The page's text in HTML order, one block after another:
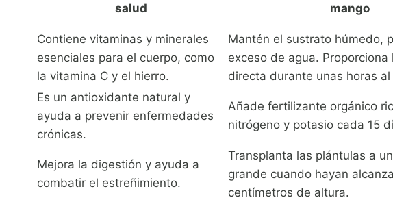
salud
mango
Contiene vitaminas y minerales
esenciales para el cuerpo, como
la vitamina C y el hierro.
Mantén el sustrato húmedo,
exceso de agua. Proporciona
directa durante unas horas al
Es un antioxidante natural y
ayuda a prevenir enfermedades
crónicas.
Añade fertilizante orgánico
nitrógeno y potasio cada 15
Mejora la digestión y ayuda a
combatir el estreñimiento.
Transplanta las plántulas a
grande cuando hayan
centímetros de altura.